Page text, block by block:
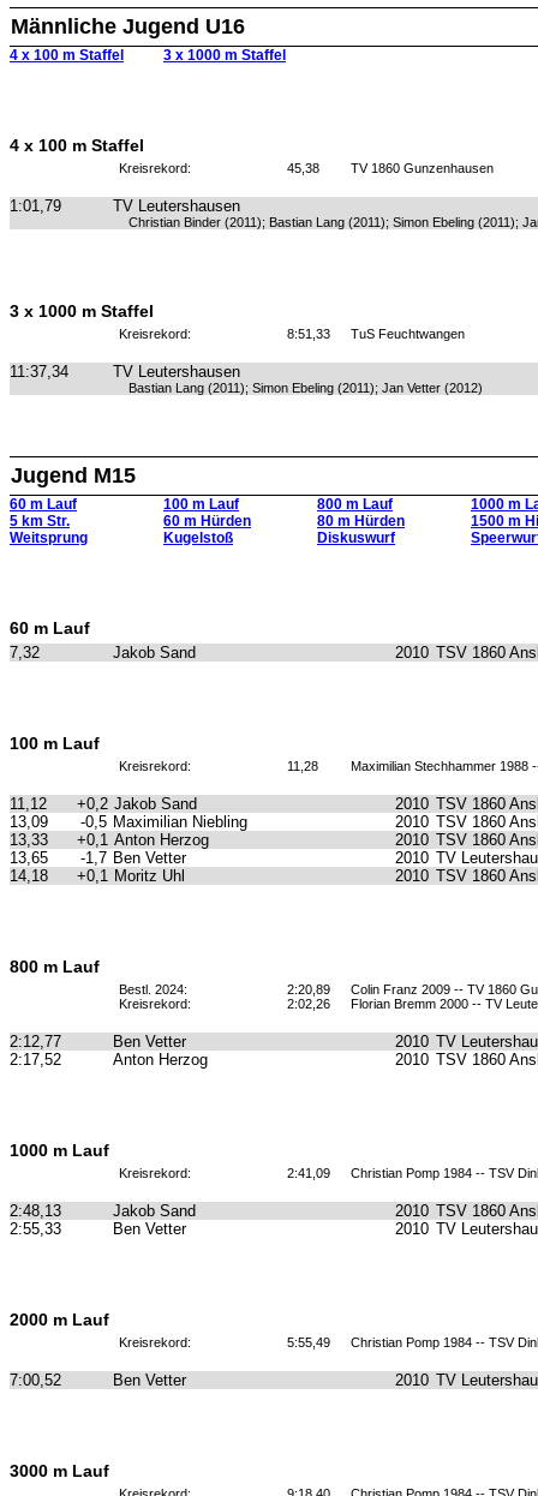
Männliche Jugend U16
4 x 100 m Staffel 3 x 1000 m Staffel
4 x 100 m Staffel
Kreisrekord: 45,38 TV 1860 Gunzenhausen
1:01,79 TV Leutershausen
Christian Binder (2011); Bastian Lang (2011); Simon Ebeling (2011);
3 x 1000 m Staffel
Kreisrekord: 8:51,33 TuS Feuchtwangen
11:37,34 TV Leutershausen
Bastian Lang (2011); Simon Ebeling (2011); Jan Vetter (2012)
Jugend M15
60 m Lauf 100 m Lauf 800 m Lauf
1000 m
5 km Str.
60 m Hürden 80 m Hürden
1500 m
Weitsprung
Kugelstoß Diskuswurf
60 m Lauf
7,32 Jakob Sand 2010 TSV 1860
100 m Lauf
Kreisrekord: 11,28 Maximilian Stechhammer 1988
11,12 +0,2 Jakob Sand 2010 TSV 1860
13,09
-0,5 Maximilian Niebling 2010 TSV 1860
13,33
+0,1 Anton Herzog 2010 TSV 1860
13,65
-1,7 Ben Vetter 2010 TV
14,18
+0,1 Moritz Uhl 2010 TSV 1860
800 m Lauf
Bestl. 2024: 2:20,89
Colin Franz 2009 -- TV 1860
Kreisrekord:
2:02,26 Florian Bremm 2000 -- TV
2:12,77 Ben Vetter 2010 TV
2:17,52
Anton Herzog 2010 TSV 1860
1000 m Lauf
Kreisrekord: 2:41,09 Christian Pomp 1984 -- TSV
2:48,13 Jakob Sand 2010 TSV 1860
2:55,33
Ben Vetter 2010 TV
2000 m Lauf
Kreisrekord: 5:55,49 Christian Pomp 1984 -- TSV
7:00,52 Ben Vetter 2010 TV
3000 m Lauf